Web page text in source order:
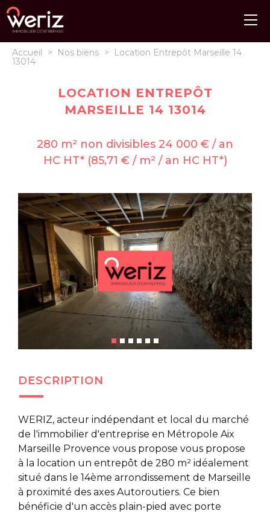
Accueil > Nos biens >
Location Entrepôt Marseille 14
13014
LOCATION ENTREPÔT
MARSEILLE 14 13014
280 m² non divisibles 24 000 € / an
HC HT* (85,71 € / m² / an HC HT*)
DESCRIPTION
WERIZ, acteur indépendant et local du marché
de l'immobilier d'entreprise en Métropole Aix
Marseille Provence vous propose vous propose
à la location un entrepôt de 280 m² idéalement
situé dans le 14ème arrondissement de Marseille
à proximité des axes Autoroutiers. Ce bien
bénéficie d'un accès plain-pied avec porte